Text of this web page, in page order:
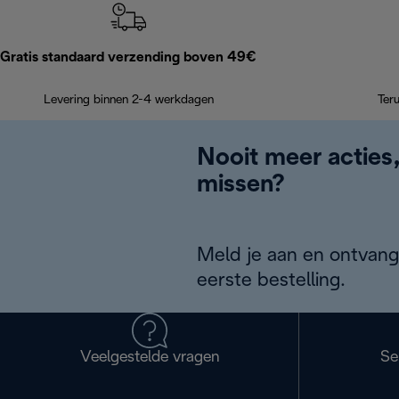
Gratis standaard verzending boven 49€
Levering binnen 2-4 werkdagen
Nooit meer
missen?
Meld je aan en
eerste bestelling.
Veelgestelde vragen